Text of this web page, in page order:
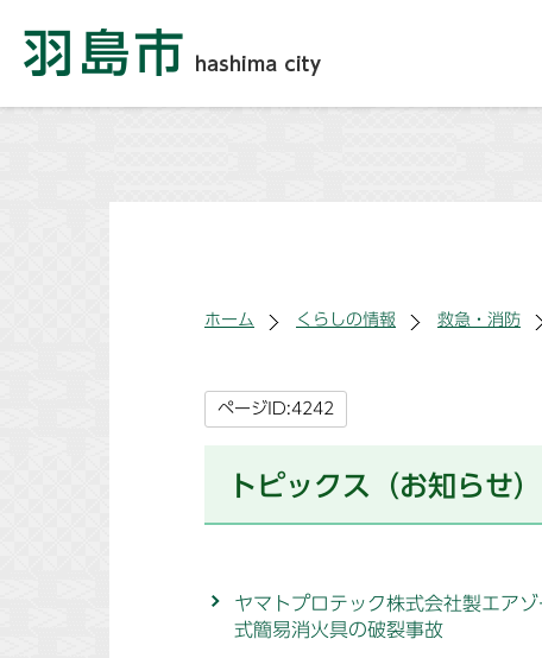
ホーム くらしの情報 救急・消防
ページID:4242
トピックス（お知らせ）
ヤマトプロテック株式会社製エアゾ
式簡易消火具の破裂事故